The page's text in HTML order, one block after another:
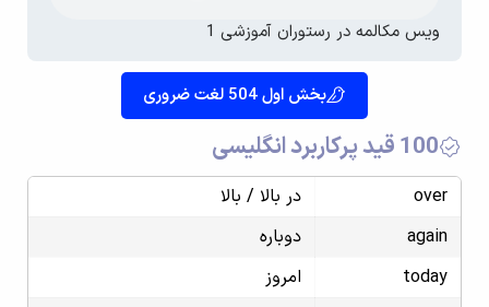
ویس مکالمه در رستوران آموزشی 1
بخش اول 504 لغت ضروری
100 قید پرکاربرد انگلیسی
over
در بالا / بالا
again
دوباره
today
امروز